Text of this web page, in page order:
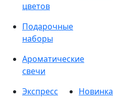
цветов
Подарочные
наборы
Ароматические
свечи
Экспресс
Новинка